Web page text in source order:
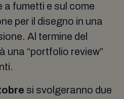
fumetti e sul come
per il disegno in una
Al termine del
una “portfolio review”
si svolgeranno due